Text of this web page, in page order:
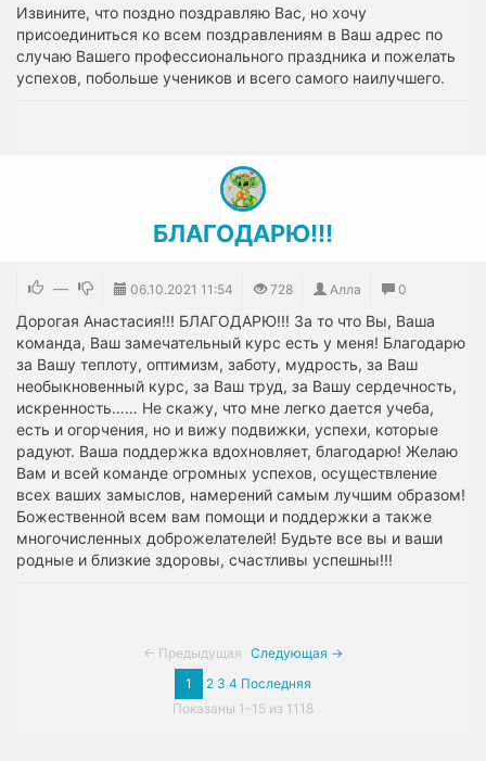
Извините, что поздно поздравляю Вас, но хочу
присоединиться ко всем поздравлениям в Ваш адрес по
случаю Вашего профессионального праздника и пожелать
успехов, побольше учеников и всего самого наилучшего.
БЛАГОДАРЮ!!!
— 06.10.2021 11:54 728 Алла 0
Дорогая Анастасия!!! БЛАГОДАРЮ!!! За то что Вы, Ваша
команда, Ваш замечательный курс есть у меня! Благодарю
за Вашу теплоту, оптимизм, заботу, мудрость, за Ваш
необыкновенный курс, за Ваш труд, за Вашу сердечность,
искренность…… Не скажу, что мне легко дается учеба,
есть и огорчения, но и вижу подвижки, успехи, которые
радуют. Ваша поддержка вдохновляет, благодарю! Желаю
Вам и всей команде огромных успехов, осуществление
всех ваших замыслов, намерений самым лучшим образом!
Божественной всем вам помощи и поддержки а также
многочисленных доброжелателей! Будьте все вы и ваши
родные и близкие здоровы, счастливы успешны!!!
← Предыдущая Следующая →
1
2 3 4 Последняя
Показаны 1-15 из 1118